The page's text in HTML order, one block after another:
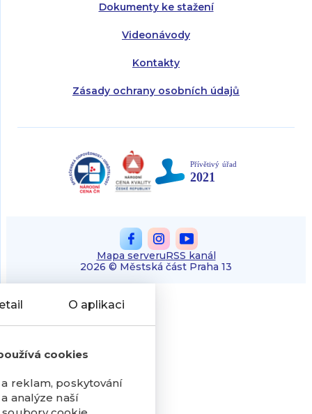
Dokumenty ke stažení
Videonávody
Kontakty
Zásady ochrany osobních údajů
2026 © Městská část Praha 13
Mapa serveruRSS kanál